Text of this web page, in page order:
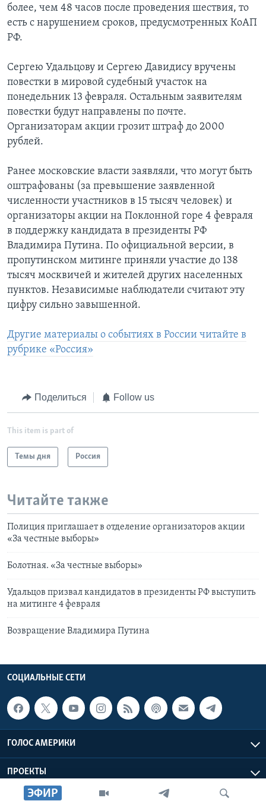
ЭФИР
более, чем 48 часов после проведения шествия, то
есть с нарушением сроков, предусмотренных КоАП
РФ.
Сергею Удальцову и Сергею Давидису вручены
повестки в мировой судебный участок на
понедельник 13 февраля. Остальным заявителям
повестки будут направлены по почте.
Организаторам акции грозит штраф до 2000
рублей.
Ранее московские власти заявляли, что могут быть
оштрафованы (за превышение заявленной
численности участников в 15 тысяч человек) и
организаторы акции на Поклонной горе 4 февраля
в поддержку кандидата в президенты РФ
Владимира Путина. По официальной версии, в
пропутинском митинге приняли участие до 138
тысяч москвичей и жителей других населенных
пунктов. Независимые наблюдатели считают эту
цифру сильно завышенной.
Другие материалы о событиях в России читайте в
рубрике «Россия»
Поделиться Follow us
This item is part of
Темы дня Россия
Читайте также
Полиция приглашает в отделение организаторов акции
«За честные выборы»
Болотная. «За честные выборы»
Удальцов призвал кандидатов в президенты РФ выступить
на митинге 4 февраля
Возвращение Владимира Путина
СОЦИАЛЬНЫЕ СЕТИ
ГОЛОС АМЕРИКИ
ПРОЕКТЫ